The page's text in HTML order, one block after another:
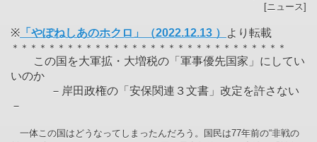
[ニュース]
※ 「やぽねしあのホクロ」（2022.12.13 ） より転載
＊＊＊＊＊＊＊＊＊＊＊＊＊＊＊＊＊＊＊＊＊＊＊＊＊＊＊＊＊＊
この国を大軍拡・大増税の「軍事優先国家」にしてい
いのか
－岸田政権の「安保関連３文書」改定を許さない
－
一体この国はどうなってしまったんだろう。国民は77年前の“非戦の